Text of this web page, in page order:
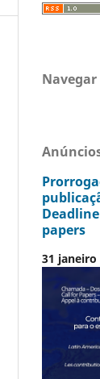
Navegar
papers
31 janeiro